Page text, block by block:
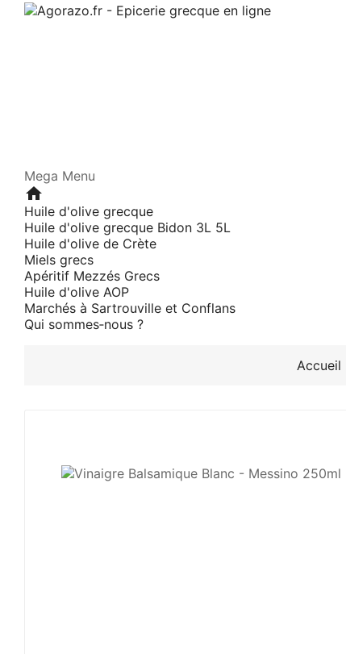
Mega Menu
home
Huile d'olive grecque
Huile d'olive grecque Bidon 3L 5L
Huile d'olive de Crète
Miels grecs
Apéritif Mezzés Grecs
Huile d'olive AOP
Marchés à Sartrouville et Conflans
Qui sommes‑nous ?
Accueil